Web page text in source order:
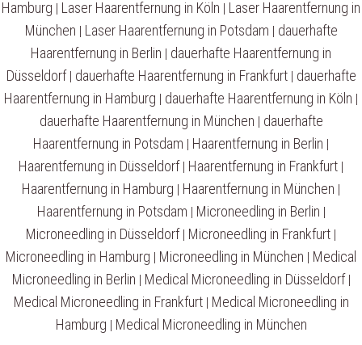
Hamburg | Laser Haarentfernung in Köln | Laser Haarentfernung in
München | Laser Haarentfernung in Potsdam | dauerhafte
Haarentfernung in Berlin | dauerhafte Haarentfernung in
Düsseldorf| dauerhafte Haarentfernung in Frankfurt| dauerhafte
Haarentfernung in Hamburg | dauerhafte Haarentfernung in Köln |
dauerhafte Haarentfernung in München | dauerhafte
Haarentfernung in Potsdam | Haarentfernung in Berlin |
Haarentfernung in Düsseldorf | Haarentfernung in Frankfurt |
Haarentfernung in Hamburg | Haarentfernung in München |
Haarentfernung in Potsdam | Microneedling in Berlin |
Microneedling in Düsseldorf | Microneedling in Frankfurt |
Microneedling in Hamburg | Microneedling in München | Medical
Microneedling in Berlin | Medical Microneedling in Düsseldorf|
Medical Microneedling in Frankfurt| Medical Microneedling in
Hamburg | Medical Microneedling in München